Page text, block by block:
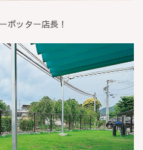
ポッター店長！